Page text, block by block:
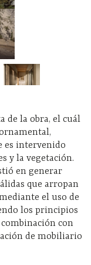
de la obra, el cuál
es intervenido
y la vegetación.
en generar
que arropan
el uso de
los principios
combinación con
de mobiliario